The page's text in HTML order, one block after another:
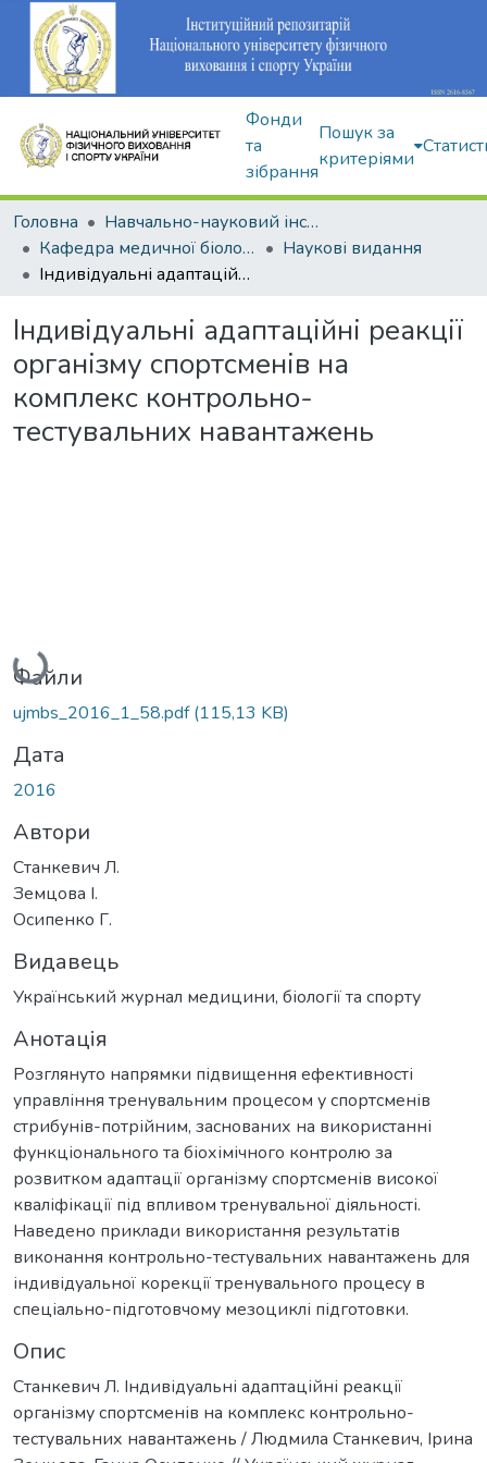
Фонди
та
зібрання
Пошук за
критеріями
Головна
Навчально-науковий інститут здоров'я, реабілітації та фізичного виховання
Кафедра медичної біології та спортивної дієтології
Наукові видання
Індивідуальні адаптаційні реакції організму спортсменів на комплекс контрольно-тестувальних навантажень
Індивідуальні адаптаційні реакції
організму спортсменів на
комплекс контрольно-
тестувальних навантажень
Вантажиться...
Файли
ujmbs_2016_1_58.pdf(115,13 KB)
Дата
2016
Автори
Станкевич Л.
Земцова І.
Осипенко Г.
Видавець
Український журнал медицини, біології та спорту
Анотація
Розглянуто напрямки підвищення ефективності
управління тренувальним процесом у спортсменів
стрибунів-потрійним, заснованих на використанні
функціонального та біохімічного контролю за
розвитком адаптації організму спортсменів високої
кваліфікації під впливом тренувальної діяльності.
Наведено приклади використання результатів
виконання контрольно-тестувальних навантажень для
індивідуальної корекції тренувального процесу в
спеціально-підготовчому мезоциклі підготовки.
Опис
Станкевич Л. Індивідуальні адаптаційні реакції
організму спортсменів на комплекс контрольно-
тестувальних навантажень / Людмила Станкевич, Ірина